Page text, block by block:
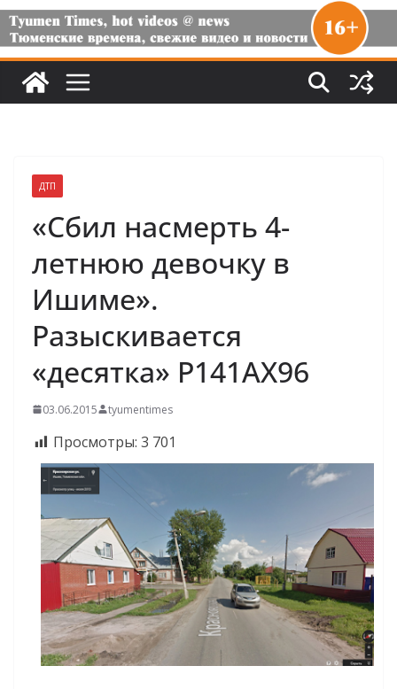
ДТП
«Сбил насмерть 4-
летнюю девочку в
Ишиме».
Разыскивается
«десятка» Р141АХ96
03.06.2015 tyumentimes
Просмотры: 3 701